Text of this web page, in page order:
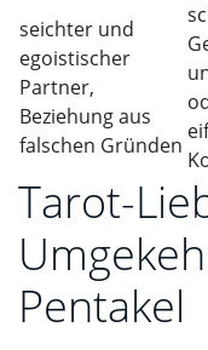
seichter und
egoistischer
Partner,
Beziehung aus
falschen Gründen
Tarot-
Pentakel